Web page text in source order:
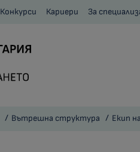
Конкурси Кариери За
Вътрешна структура Екип